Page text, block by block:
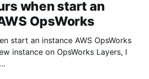
when start an
OpsWorks
start an instance AWS OpsWorks
instance on OpsWorks Layers, I